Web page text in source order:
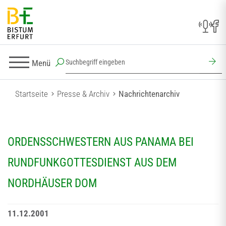
Menü
Startseite Presse & Archiv Nachrichtenarchiv
ORDENSSCHWESTERN AUS PANAMA BEI
RUNDFUNKGOTTESDIENST AUS DEM
NORDHÄUSER DOM
11.12.2001